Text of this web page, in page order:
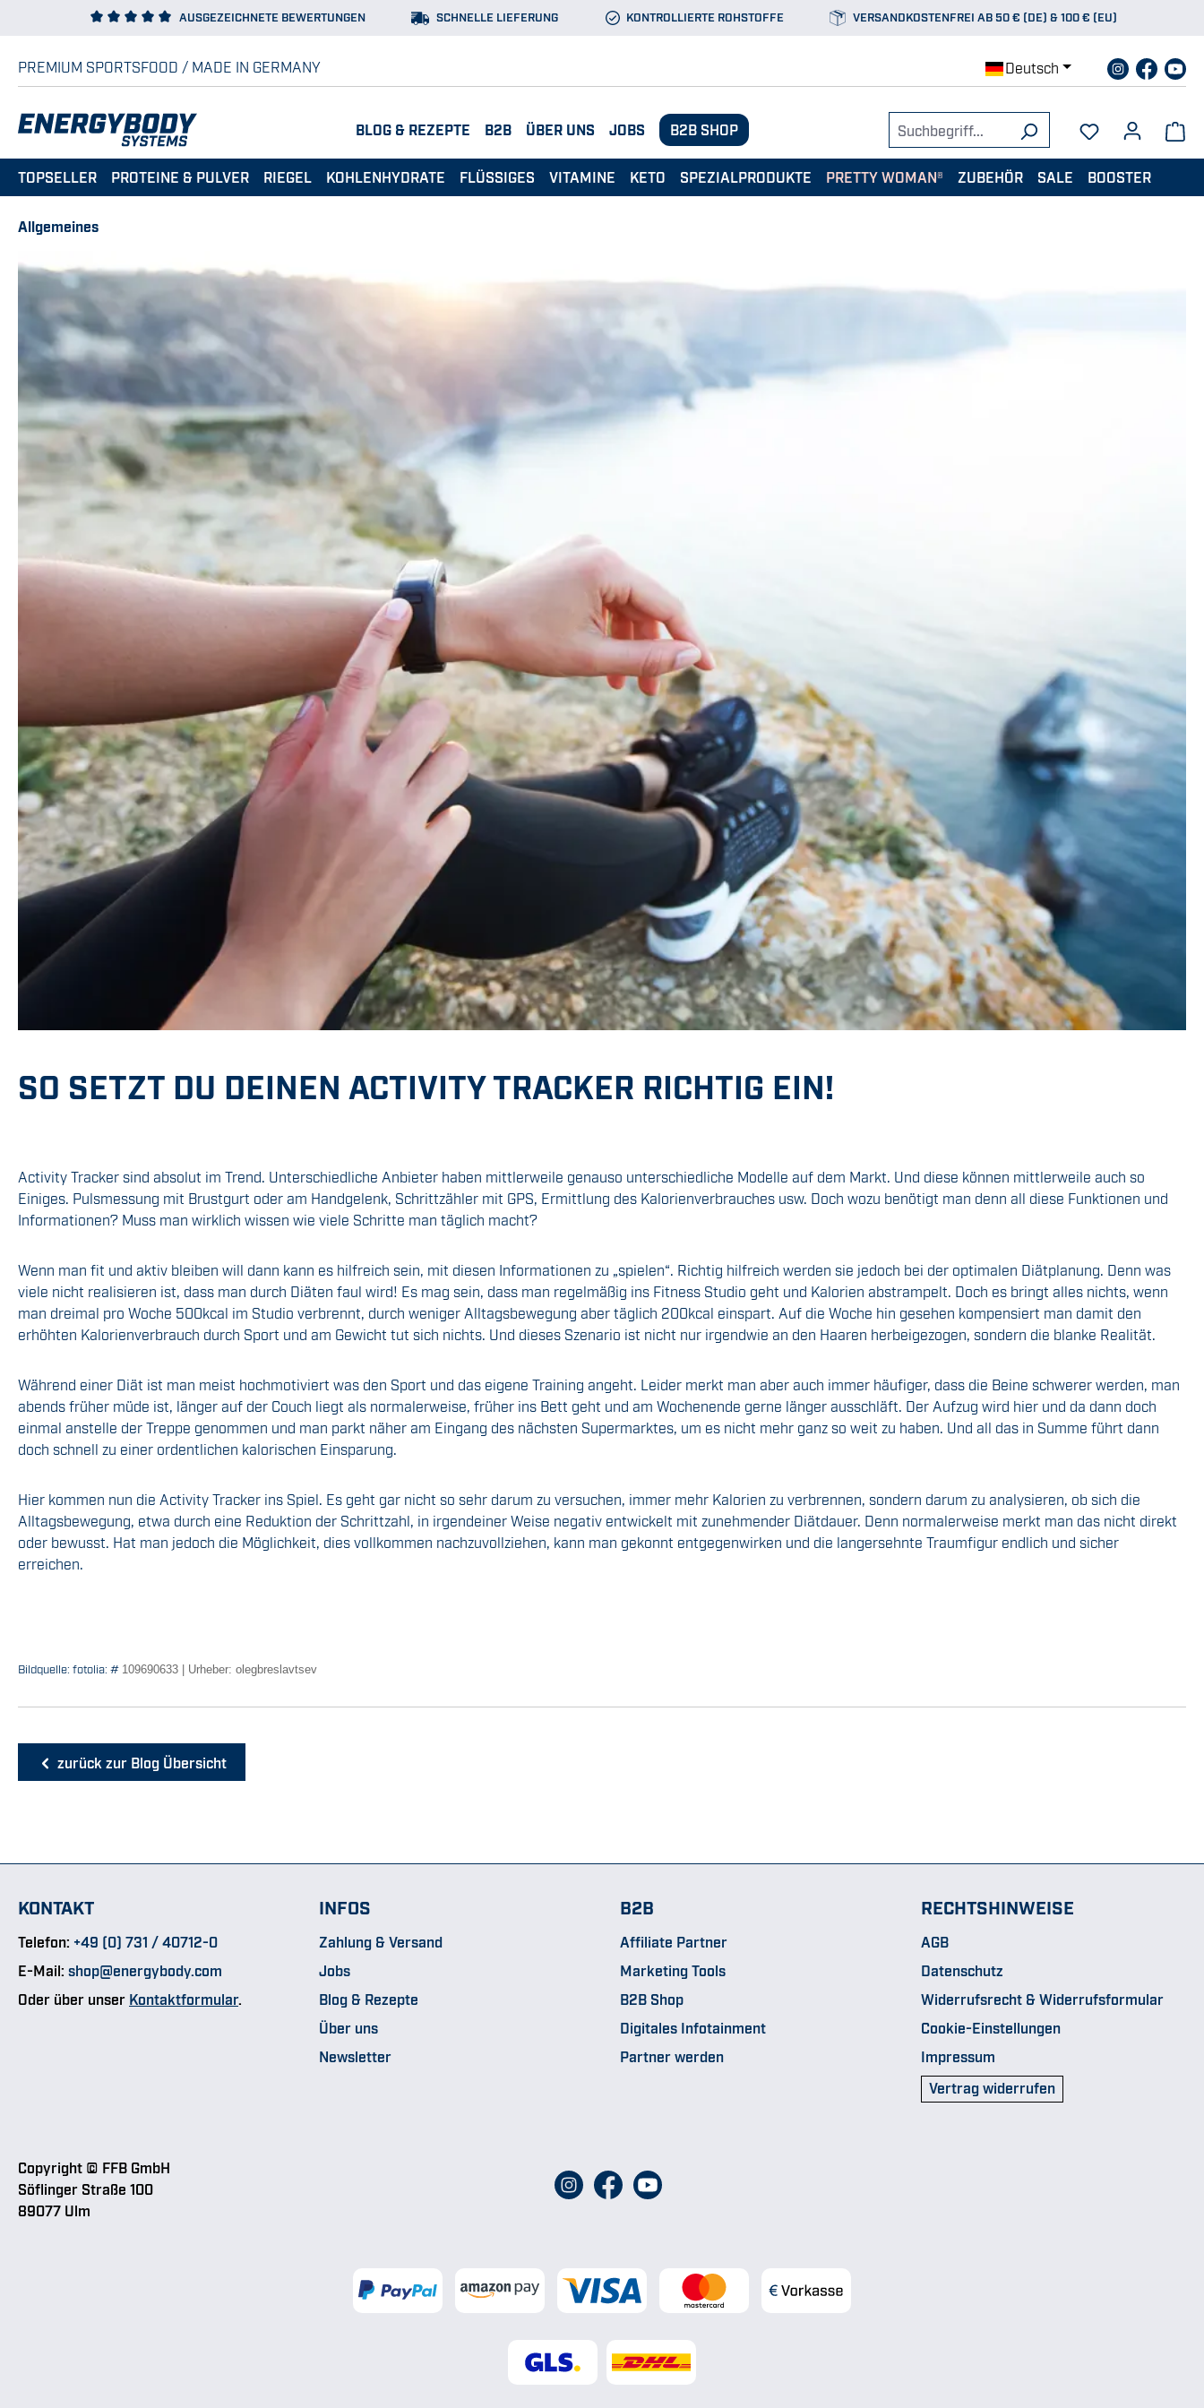
Hauptinhalt springen
Zur Suche springen
Zur Hauptnavigation springenAUSGEZEICHNETE BEWERTUNGEN SCHNELLE LIEFERUNG KONTROLLIERTE ROHSTOFFE VERSANDKOSTENFREI AB 50 € (DE) & 100 € (EU)
PREMIUM SPORTSFOOD / MADE IN GERMANY Deutsch
BLOG & REZEPTE B2B ÜBER UNS JOBS B2B SHOP
TOPSELLER PROTEINE & PULVER RIEGEL KOHLENHYDRATE FLÜSSIGES VITAMINE KETO SPEZIALPRODUKTE PRETTY WOMAN® ZUBEHÖR SALE BOOSTER
Allgemeines
SO SETZT DU DEINEN ACTIVITY TRACKER RICHTIG EIN!
Activity Tracker sind absolut im Trend. Unterschiedliche Anbieter haben mittlerweile genauso unterschiedliche Modelle auf dem Markt. Und diese können mittlerweile auch so
Einiges. Pulsmessung mit Brustgurt oder am Handgelenk, Schrittzähler mit GPS, Ermittlung des Kalorienverbrauches usw. Doch wozu benötigt man denn all diese Funktionen und
Informationen? Muss man wirklich wissen wie viele Schritte man täglich macht?
Wenn man fit und aktiv bleiben will dann kann es hilfreich sein, mit diesen Informationen zu „spielen“. Richtig hilfreich werden sie jedoch bei der optimalen Diätplanung. Denn was
viele nicht realisieren ist, dass man durch Diäten faul wird! Es mag sein, dass man regelmäßig ins Fitness Studio geht und Kalorien abstrampelt. Doch es bringt alles nichts, wenn
man dreimal pro Woche 500kcal im Studio verbrennt, durch weniger Alltagsbewegung aber täglich 200kcal einspart. Auf die Woche hin gesehen kompensiert man damit den
erhöhten Kalorienverbrauch durch Sport und am Gewicht tut sich nichts. Und dieses Szenario ist nicht nur irgendwie an den Haaren herbeigezogen, sondern die blanke Realität.
Während einer Diät ist man meist hochmotiviert was den Sport und das eigene Training angeht. Leider merkt man aber auch immer häufiger, dass die Beine schwerer werden, man
abends früher müde ist, länger auf der Couch liegt als normalerweise, früher ins Bett geht und am Wochenende gerne länger ausschläft. Der Aufzug wird hier und da dann doch
einmal anstelle der Treppe genommen und man parkt näher am Eingang des nächsten Supermarktes, um es nicht mehr ganz so weit zu haben. Und all das in Summe führt dann
doch schnell zu einer ordentlichen kalorischen Einsparung.
Hier kommen nun die Activity Tracker ins Spiel. Es geht gar nicht so sehr darum zu versuchen, immer mehr Kalorien zu verbrennen, sondern darum zu analysieren, ob sich die
Alltagsbewegung, etwa durch eine Reduktion der Schrittzahl, in irgendeiner Weise negativ entwickelt mit zunehmender Diätdauer. Denn normalerweise merkt man das nicht direkt
oder bewusst. Hat man jedoch die Möglichkeit, dies vollkommen nachzuvollziehen, kann man gekonnt entgegenwirken und die langersehnte Traumfigur endlich und sicher
erreichen.
Bildquelle: fotolia: # 109690633 | Urheber: olegbreslavtsev
zurück zur Blog Übersicht
KONTAKT
Telefon: +49 (0) 731 / 40712-0
E-Mail: shop@energybody.com
Oder über unser Kontaktformular.
INFOS
Zahlung & Versand
Jobs
Blog & Rezepte
Über uns
Newsletter
B2B
Affiliate Partner
Marketing Tools
B2B Shop
Digitales Infotainment
Partner werden
RECHTSHINWEISE
AGB
Datenschutz
Widerrufsrecht & Widerrufsformular
Cookie-Einstellungen
Impressum
Vertrag widerrufen
Copyright © FFB GmbH
Söflinger Straße 100
89077 Ulm